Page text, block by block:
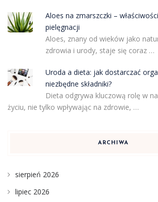
Aloes na zmarszczki –
pielęgnacji
Aloes, znany od wieków jako
zdrowia i urody, staje się coraz …
Uroda a dieta: jak dostarczać
niezbędne składniki?
Dieta odgrywa kluczową rolę w
życiu, nie tylko wpływając na zdrowie, …
ARCHIWA
sierpień 2026
lipiec 2026